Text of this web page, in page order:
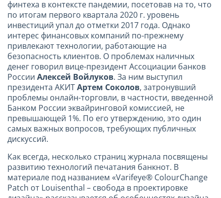
финтеха в контексте пандемии, посетовав на то, что
по итогам первого квартала 2020 г. уровень
инвестиций упал до отметки 2017 года. Однако
интерес финансовых компаний по-прежнему
привлекают технологии, работающие на
безопасность клиентов. О проблемах наличных
денег говорил вице-президент Ассоциации банков
России Алексей Войлуков. За ним выступил
президента АКИТАртем Соколов, затронувший
проблемы онлайн-торговли, в частности, введенной
Банком России эквайринговой комиссией, не
превышающей 1%. По его утверждению, это один
самых важных вопросов, требующих публичных
дискуссий.
Как всегда, несколько страниц журнала посвящены
развитию технологий печатания банкнот. В
материале под названием «Varifeye® ColourChange
Patch от Louisenthal – свобода в проектировке